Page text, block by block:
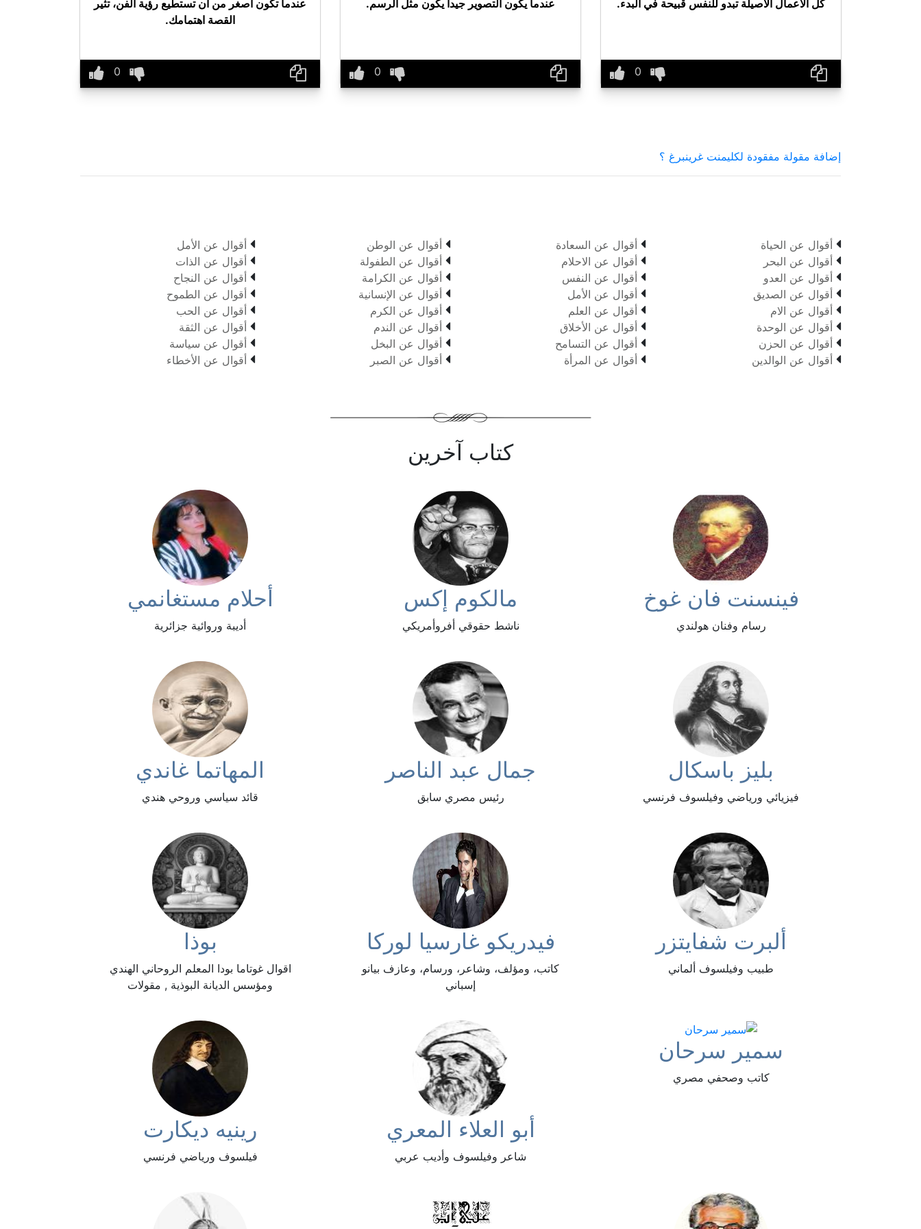
كل الأعمال الأصيلة تبدو للنفس قبيحة في البدء.
عندما يكون التصوير جيدا يكون مثل الرسم.
عندما تكون أصغر من أن تستطيع رؤية الفن، تثير
القصة اهتمامك.
إضافة مقولة مفقودة لكليمنت غرينبرغ ؟
 أقوال عن الحياة
 أقوال عن البحر
 أقوال عن العدو
 أقوال عن الصديق
 أقوال عن الام
 أقوال عن الوحدة
 أقوال عن الحزن
 أقوال عن الوالدين
 أقوال عن السعادة
 أقوال عن الاحلام
 أقوال عن النفس
 أقوال عن الأمل
 أقوال عن العلم
 أقوال عن الأخلاق
 أقوال عن التسامح
 أقوال عن المرأة
 أقوال عن الوطن
 أقوال عن الطفولة
 أقوال عن الكرامة
 أقوال عن الإنسانية
 أقوال عن الكرم
 أقوال عن الندم
 أقوال عن البخل
 أقوال عن الصبر
 أقوال عن الأمل
 أقوال عن الذات
 أقوال عن النجاح
 أقوال عن الطموح
 أقوال عن الحب
 أقوال عن الثقة
 أقوال عن سياسة
 أقوال عن الأخطاء
كتاب آخرين
فينسنت فان غوخ
رسام وفنان هولندي
مالكوم إكس
ناشط حقوقي أفروأمريكي
أحلام مستغانمي
أديبة وروائية جزائرية
بليز باسكال
فيزيائي ورياضي وفيلسوف فرنسي
جمال عبد الناصر
رئيس مصري سابق
المهاتما غاندي
قائد سياسي وروحي هندي
ألبرت شفايتزر
طبيب وفيلسوف ألماني
فيدريكو غارسيا لوركا
كاتب، ومؤلف، وشاعر، ورسام، وعازف بيانو
إسباني
بوذا
اقوال غوتاما بودا المعلم الروحاني الهندي
ومؤسس الديانة البوذية , مقولات
سمير سرحان
كاتب وصحفي مصري
أبو العلاء المعري
شاعر وفيلسوف وأديب عربي
رينيه ديكارت
فيلسوف ورياضي فرنسي